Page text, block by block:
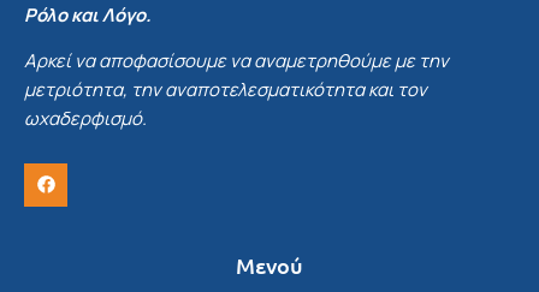
Ρόλο και Λόγο.
Αρκεί να αποφασίσουμε να αναμετρηθούμε με την
μετριότητα, την αναποτελεσματικότητα και τον
ωχαδερφισμό.
Μενού